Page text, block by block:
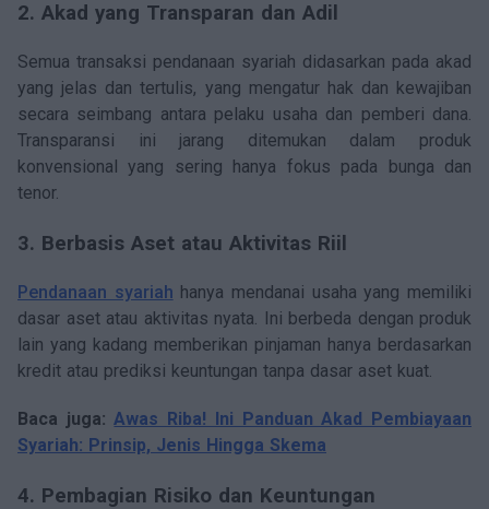
2. Akad yang Transparan dan Adil
Semua transaksi pendanaan syariah didasarkan pada akad
yang jelas dan tertulis, yang mengatur hak dan kewajiban
secara seimbang antara pelaku usaha dan pemberi dana.
Transparansi ini jarang ditemukan dalam produk
konvensional yang sering hanya fokus pada bunga dan
tenor.
3. Berbasis Aset atau Aktivitas Riil
Pendanaan syariah hanya mendanai usaha yang memiliki
dasar aset atau aktivitas nyata. Ini berbeda dengan produk
lain yang kadang memberikan pinjaman hanya berdasarkan
kredit atau prediksi keuntungan tanpa dasar aset kuat.
Baca juga:Awas Riba! Ini Panduan Akad Pembiayaan
Syariah: Prinsip, Jenis Hingga Skema
4. Pembagian Risiko dan Keuntungan